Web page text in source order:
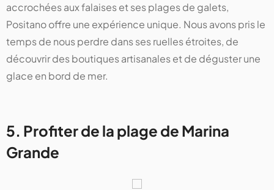
accrochées aux falaises et ses plages de galets,
Positano offre une expérience unique. Nous avons pris le
temps de nous perdre dans ses ruelles étroites, de
découvrir des boutiques artisanales et de déguster une
glace en bord de mer.
5. Profiter de la plage de Marina
Grande